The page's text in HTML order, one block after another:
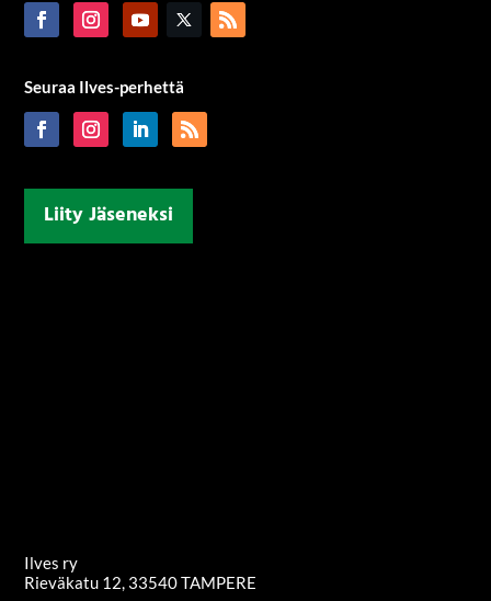
Seuraa Ilves-perhettä
Liity Jäseneksi
Ilves ry
Rieväkatu 12, 33540 TAMPERE